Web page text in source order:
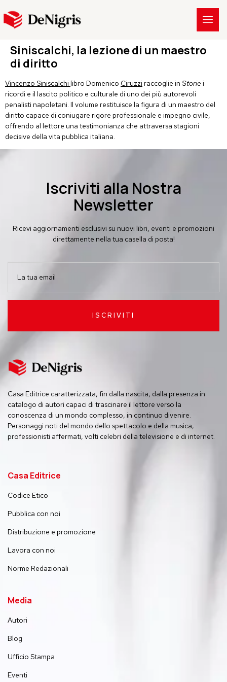
Siniscalchi, la lezione di un maestro
di diritto
Vincenzo Siniscalchi libro Domenico Ciruzzi raccoglie in Storie i
ricordi e il lascito politico e culturale di uno dei più autorevoli
penalisti napoletani. Il volume restituisce la figura di un maestro del
diritto capace di coniugare rigore professionale e impegno civile,
offrendo al lettore una testimonianza che attraversa stagioni
decisive della vita pubblica italiana.
Iscriviti alla Nostra
Newsletter
Ricevi aggiornamenti esclusivi su nuovi libri, eventi e promozioni
direttamente nella tua casella di posta!
ISCRIVITI
Casa Editrice caratterizzata, fin dalla nascita, dalla presenza in
catalogo di autori capaci di trascinare il lettore verso la
conoscenza di un mondo complesso, in continuo divenire.
Personaggi noti del mondo dello spettacolo e della musica,
professionisti affermati, volti celebri della televisione e di internet.
Casa Editrice
Codice Etico
Pubblica con noi
Distribuzione e promozione
Lavora con noi
Norme Redazionali
Media
Autori
Blog
Ufficio Stampa
Eventi